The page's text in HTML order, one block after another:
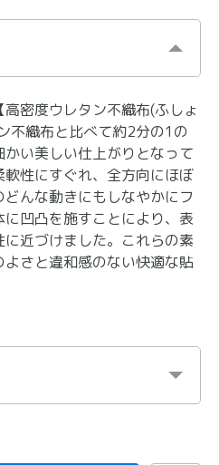
密度ウレタン不織布(ふしょ
不織布と比べて約2分の1の
い美しい仕上がりとなって
性にすぐれ、全方向にほぼ
んな動きにもしなやかにフ
凹凸を施すことにより、表
近づけました。これらの素
さと違和感のない快適な貼